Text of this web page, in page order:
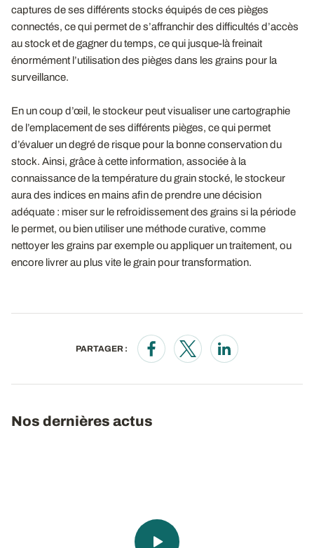
captures de ses différents stocks équipés de ces pièges
connectés, ce qui permet de s’affranchir des difficultés d’accès
au stock et de gagner du temps, ce qui jusque-là freinait
énormément l’utilisation des pièges dans les grains pour la
surveillance.
En un coup d’œil, le stockeur peut visualiser une cartographie
de l’emplacement de ses différents pièges, ce qui permet
d’évaluer un degré de risque pour la bonne conservation du
stock. Ainsi, grâce à cette information, associée à la
connaissance de la température du grain stocké, le stockeur
aura des indices en mains afin de prendre une décision
adéquate : miser sur le refroidissement des grains si la période
le permet, ou bien utiliser une méthode curative, comme
nettoyer les grains par exemple ou appliquer un traitement, ou
encore livrer au plus vite le grain pour transformation.
PARTAGER :
Opens in a new window
Opens in a new window
Opens in a new
Nos dernières actus